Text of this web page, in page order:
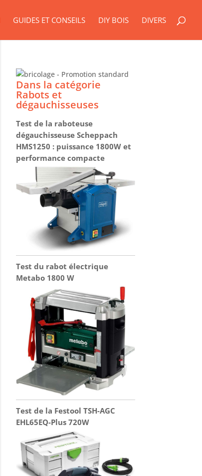
GUIDES ET CONSEILS DIY BOIS DIVERS
Dans la catégorie
Rabots et
dégauchisseuses
Test de la raboteuse
dégauchisseuse Scheppach
HMS1250 : puissance 1800W et
performance compacte
Test du rabot électrique
Metabo 1800 W
Test de la Festool TSH-AGC
EHL65EQ-Plus 720W